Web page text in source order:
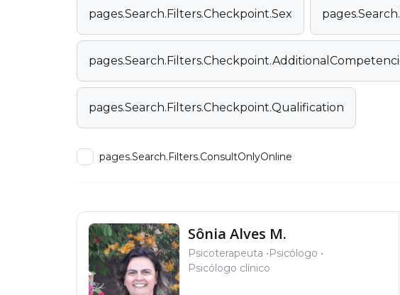
pages.Search.Filters.Checkpoint.Sex
pages.Search.Filters.Checkpoint.Qualification
pages.Search.Filters.ConsultOnlyOnline
Sônia Alves M.
Psicoterapeuta
Psicólogo
Psicólogo clínico